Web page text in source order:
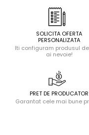
SOLICITA OFERTA
PERSONALIZATA
Iti configuram produsul
ai nevoie!
PRET DE PRODUCATOR
Garantat cele mai bune